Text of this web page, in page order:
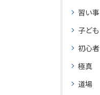
習い事
子ども
初心者
極真
道場